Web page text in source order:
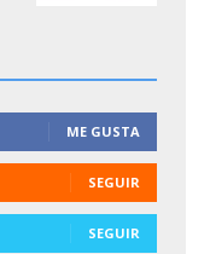
ME GUSTA
SEGUIR
SEGUIR